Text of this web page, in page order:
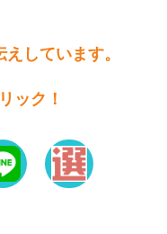
しています。
ック！